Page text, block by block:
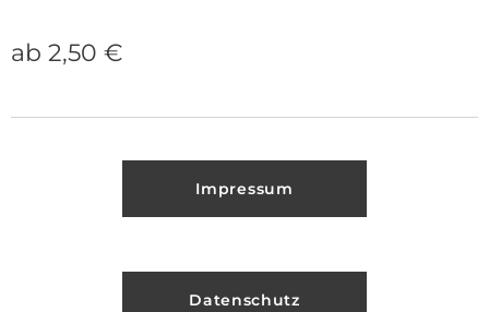
ab 2,50 €
Impressum
Datenschutz